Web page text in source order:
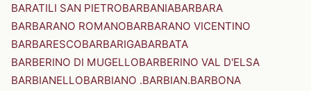
BARATILI SAN PIETROBARBANIABARBARA
BARBARANO ROMANOBARBARANO VICENTINO
BARBARESCOBARBARIGABARBATA
BARBERINO DI MUGELLOBARBERINO VAL D'ELSA
BARBIANELLOBARBIANO .BARBIAN.BARBONA